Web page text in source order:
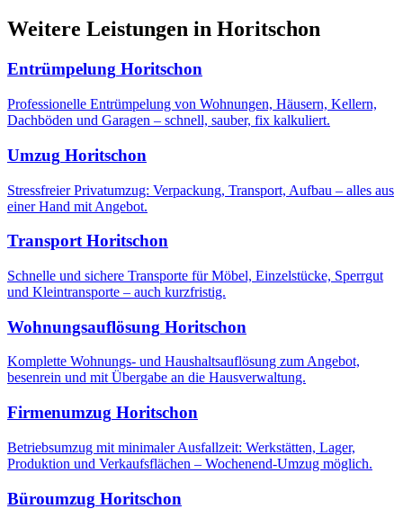
Weitere Leistungen in Horitschon
Entrümpelung Horitschon
Professionelle Entrümpelung von Wohnungen, Häusern, Kellern,
Dachböden und Garagen – schnell, sauber, fix kalkuliert.
Umzug Horitschon
Stressfreier Privatumzug: Verpackung, Transport, Aufbau – alles aus
einer Hand mit Angebot.
Transport Horitschon
Schnelle und sichere Transporte für Möbel, Einzelstücke, Sperrgut
und Kleintransporte – auch kurzfristig.
Wohnungsauflösung Horitschon
Komplette Wohnungs- und Haushaltsauflösung zum Angebot,
besenrein und mit Übergabe an die Hausverwaltung.
Firmenumzug Horitschon
Betriebsumzug mit minimaler Ausfallzeit: Werkstätten, Lager,
Produktion und Verkaufsflächen – Wochenend-Umzug möglich.
Büroumzug Horitschon